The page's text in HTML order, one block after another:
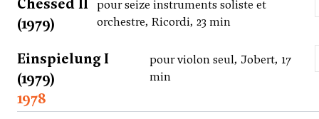
(1979)
pour seize instruments soliste et
orchestre, Ricordi, 23 min
Einspielung I
(1979)
pour violon seul, Jobert, 17
min
1978